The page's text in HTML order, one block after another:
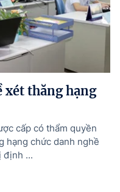
xét thăng hạng
cấp có thẩm quyền
hạng chức danh nghề
định ...